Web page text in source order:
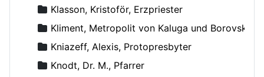
Klasson, Kristoför, Erzpriester
Kliment, Metropolit von Kaluga und Borovsk
Kniazeff, Alexis, Protopresbyter
Knodt, Dr. M., Pfarrer